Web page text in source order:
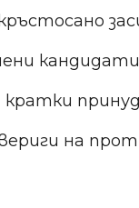
кандидати
кратки
на